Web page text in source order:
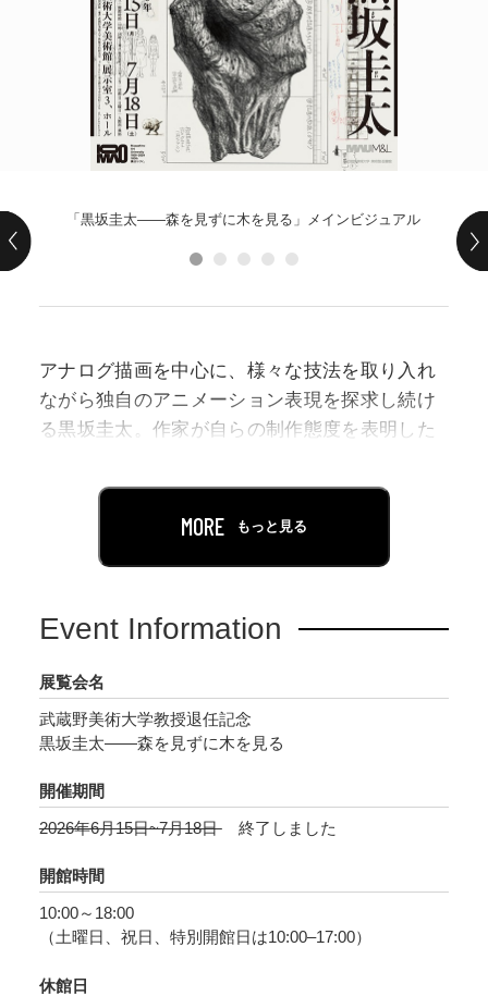
「黒坂圭太——森を見ずに木を見る」メインビジュアル
アナログ描画を中心に、様々な技法を取り入れ
ながら独自のアニメーション表現を探求し続け
る黒坂圭太。作家が自らの制作態度を表明した
の設定や画面の隅々にまで至る執拗な描写を特
徴とした作品によって、国内外で評価を受けて
による創作の軌跡を辿り、特に原画やコンテを
のプロセスについて検証します。さらには、現
在も制作が続けられている最新作の撮影素材を
特別に一部ご紹介。キャリア初期から作風を変
化させ続けてきた黒坂による表現の現在地をご
覧ください。
MORE もっと見る
Event Information
展覧会名
武蔵野美術大学教授退任記念
黒坂圭太——森を見ずに木を見る
開催期間
2026年6月15日~7月18日
終了しました
開館時間
10:00～18:00
（土曜日、祝日、特別開館日は10:00–17:00）
休館日